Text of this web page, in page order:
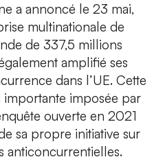
a annoncé le 23 mai,
multinationale de
de 337,5 millions
amplifié ses
dans l’UE. Cette
importante imposée par
ouverte en 2021
sa propre initiative sur
anticoncurrentielles.